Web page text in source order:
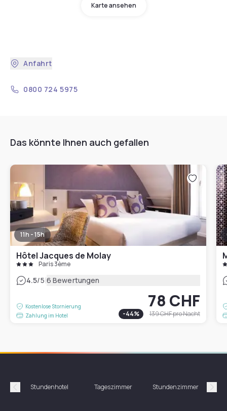
Karte ansehen
Anfahrt
0800 724 5975
Das könnte Ihnen auch gefallen
11h - 15h
Hôtel Jacques de Molay
Paris 3ème
4.5/5|6 Bewertungen
Kostenlose Stornierung
Zahlung im Hotel
78 CHF
-44% 139 CHFpro Nacht
Précédent
Stundenhotel Tageszimmer Stundenzimmer